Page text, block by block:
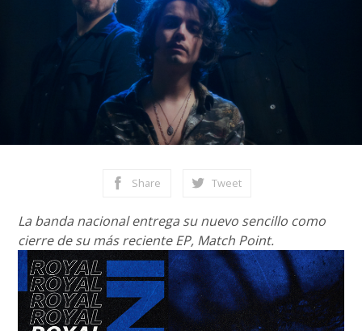
Share Tweet
La banda nacional entrega su nuevo sencillo como
cierre de su más reciente EP, Match Point.